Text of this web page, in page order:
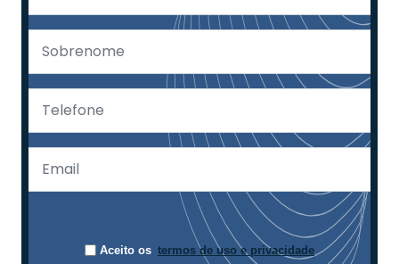
Aceito os termos de uso e privacidade